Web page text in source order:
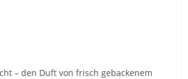
– den Duft von frisch gebackenem